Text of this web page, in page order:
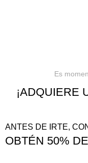
Es
¡ADQUIERE
ANTES DE IRTE,
OBTÉN 50%